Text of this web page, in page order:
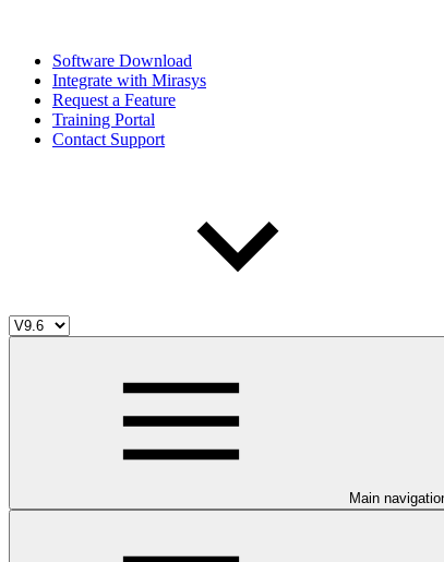
Software Download
Integrate with Mirasys
Request a Feature
Training Portal
Contact Support
Main